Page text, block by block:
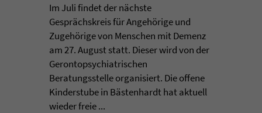
Im Juli findet der nächste
Gesprächskreis für Angehörige und
Zugehörige von Menschen mit Demenz
am 27. August statt. Dieser wird von der
Gerontopsychiatrischen
Beratungsstelle organisiert. Die offene
Kinderstube in Bästenhardt hat aktuell
wieder freie ...